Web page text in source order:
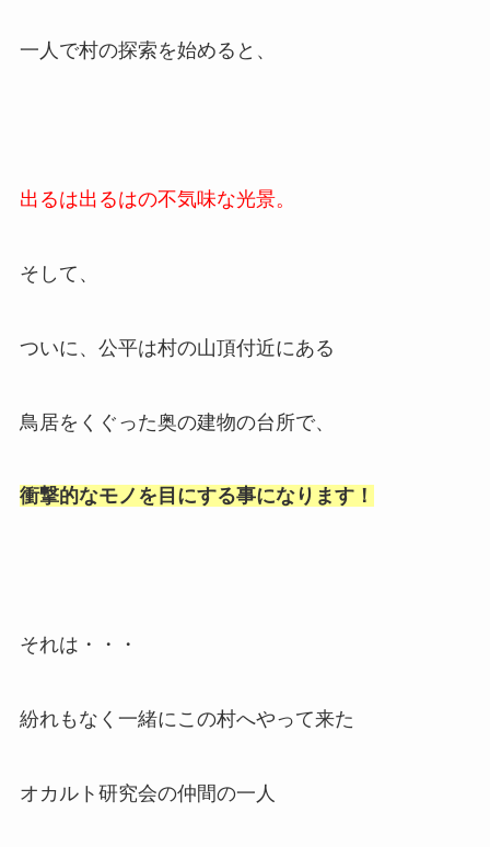
一人で村の探索を始めると、
出るは出るはの不気味な光景。
そして、
ついに、公平は村の山頂付近にある
鳥居をくぐった奥の建物の台所で、
衝撃的なモノを目にする事になります！
それは・・・
紛れもなく一緒にこの村へやって来た
オカルト研究会の仲間の一人